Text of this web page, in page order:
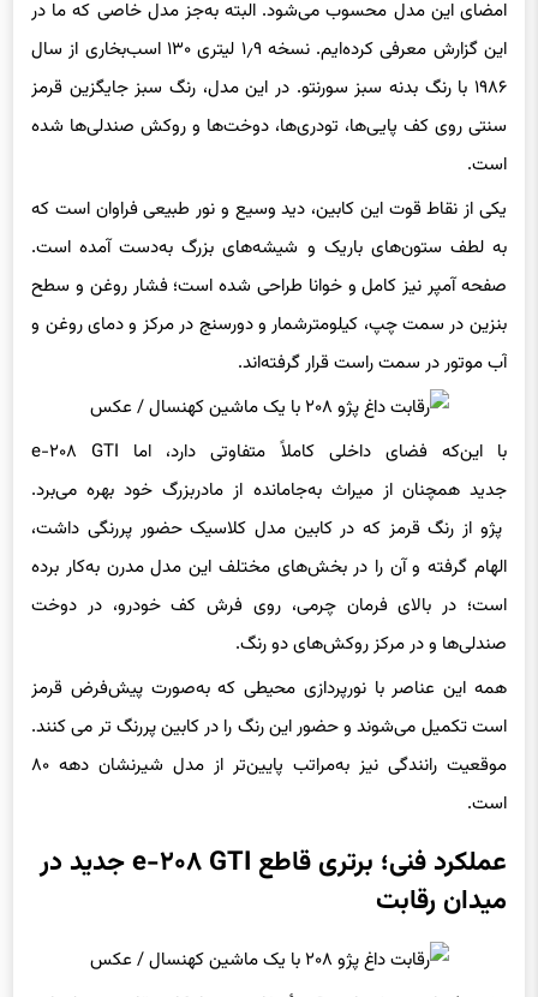
امضای این مدل محسوب می‌شود. البته به‌جز مدل خاصی که ما در
این گزارش معرفی کرده‌ایم. نسخه ۱٫۹ لیتری ۱۳۰ اسب‌بخاری از سال
۱۹۸۶ با رنگ بدنه سبز سورنتو. در این مدل، رنگ سبز جایگزین قرمز
سنتی روی کف پایی‌ها، تودری‌ها، دوخت‌ها و روکش صندلی‌ها شده
است.
یکی از نقاط قوت این کابین، دید وسیع و نور طبیعی فراوان است که
به لطف ستون‌های باریک و شیشه‌های بزرگ به‌دست آمده است.
صفحه آمپر نیز کامل و خوانا طراحی شده است؛ فشار روغن و سطح
بنزین در سمت چپ، کیلومترشمار و دورسنج در مرکز و دمای روغن و
آب موتور در سمت راست قرار گرفته‌اند.
با این‌که فضای داخلی کاملاً متفاوتی دارد، اما e-۲۰۸ GTI
جدید همچنان از میراث به‌جامانده از مادربزرگ خود بهره می‌برد.
پژو از رنگ قرمز که در کابین مدل کلاسیک حضور پررنگی داشت،
الهام گرفته و آن را در بخش‌های مختلف این مدل مدرن به‌کار برده
است؛ در بالای فرمان چرمی، روی فرش کف خودرو، در دوخت
صندلی‌ها و در مرکز روکش‌های دو رنگ.
همه این عناصر با نورپردازی محیطی که به‌صورت پیش‌فرض قرمز
است تکمیل می‌شوند و حضور این رنگ را در کابین پررنگ‌ تر می‌ کنند.
موقعیت رانندگی نیز به‌مراتب پایین‌تر از مدل شیرنشان دهه ۸۰
است.
عملکرد فنی؛ برتری قاطع e-۲۰۸ GTI جدید در
میدان رقابت